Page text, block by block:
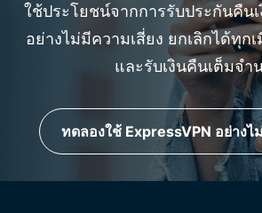
ใช้ประโยชน์จากการรับประกันคืน
อย่างไม่มีความเสี่ยง ยกเลิกได้ทุก
และรับเงินคืนเต็มจำ
ทดลองใช้ ExpressVPN อย่างไ